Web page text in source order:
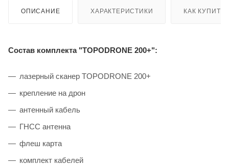
ОПИСАНИЕ ХАРАКТЕРИСТИКИ КАК КУПИТЬ
Состав комплекта "TOPODRONE 200+":
лазерный сканер TOPODRONE 200+
крепление на дрон
антенный кабель
ГНСС антенна
флеш карта
комплект кабелей